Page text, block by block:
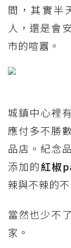
間，其實半
人，還是會
市的喧囂。
城鎮中心裡
應付多不勝
品店。紀念
添加的紅椒
辣與不辣的
當然也少不
家。